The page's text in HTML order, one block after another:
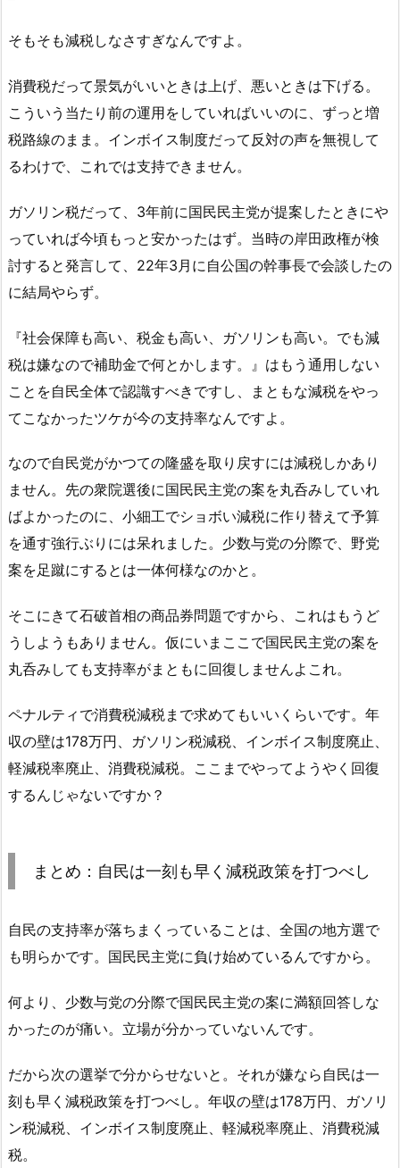
そもそも減税しなさすぎなんですよ。
消費税だって景気がいいときは上げ、悪いときは下げる。
こういう当たり前の運用をしていればいいのに、ずっと増
税路線のまま。インボイス制度だって反対の声を無視して
るわけで、これでは支持できません。
ガソリン税だって、3年前に国民民主党が提案したときにや
っていれば今頃もっと安かったはず。当時の岸田政権が検
討すると発言して、22年3月に自公国の幹事長で会談したの
に結局やらず。
『社会保障も高い、税金も高い、ガソリンも高い。でも減
税は嫌なので補助金で何とかします。』はもう通用しない
ことを自民全体で認識すべきですし、まともな減税をやっ
てこなかったツケが今の支持率なんですよ。
なので自民党がかつての隆盛を取り戻すには減税しかあり
ません。先の衆院選後に国民民主党の案を丸呑みしていれ
ばよかったのに、小細工でショボい減税に作り替えて予算
を通す強行ぶりには呆れました。少数与党の分際で、野党
案を足蹴にするとは一体何様なのかと。
そこにきて石破首相の商品券問題ですから、これはもうど
うしようもありません。仮にいまここで国民民主党の案を
丸呑みしても支持率がまともに回復しませんよこれ。
ペナルティで消費税減税まで求めてもいいくらいです。年
収の壁は178万円、ガソリン税減税、インボイス制度廃止、
軽減税率廃止、消費税減税。ここまでやってようやく回復
するんじゃないですか？
まとめ：自民は一刻も早く減税政策を打つべし
自民の支持率が落ちまくっていることは、全国の地方選で
も明らかです。国民民主党に負け始めているんですから。
何より、少数与党の分際で国民民主党の案に満額回答しな
かったのが痛い。立場が分かっていないんです。
だから次の選挙で分からせないと。それが嫌なら自民は一
刻も早く減税政策を打つべし。年収の壁は178万円、ガソリ
ン税減税、インボイス制度廃止、軽減税率廃止、消費税減
税。